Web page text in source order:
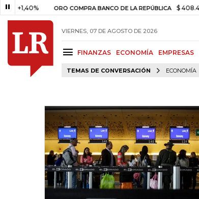
ORO COMPRA BANCO DE LA REPÚBLICA $ 408.498,97
VIERNES, 07 DE AGOSTO DE 2026
FINANZAS ECONOMÍA EMPRESAS
TEMAS DE CONVERSACIÓN ECONOMÍA